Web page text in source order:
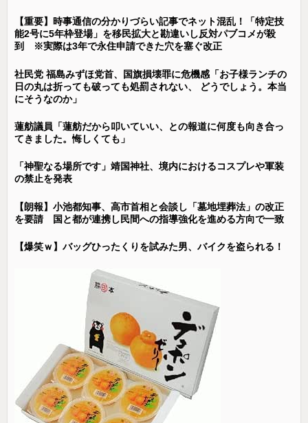
【重要】時事通信の分かりづらい記事でネット混乱！「特定技
能2号に5年枠登場」を移民拡大と勘違いし反対パブコメが殺
到 ※実際は3年で永住申請できた穴を塞ぐ改正
社民党 福島みずほ党首、国旗損壊罪に危機感「お子様ランチの
日の丸は折っても破っても処罰されない、 どうでしょう。本当
にそうなのか」
蓮舫議員「蓮舫だから叩いていい、との報道に何度も向き合っ
てきました。悔しくても」
「神聖なる場所です」靖国神社、境内におけるコスプレや軍装
の禁止を発表
【朗報】小池都知事、高市首相と会談し「墓地埋葬法」の改正
を要請 国と都が連携し民間への指導強化を進める方向で一致
【爆笑ｗ】バッグひったくりを試みた男、バイクを盗られる！